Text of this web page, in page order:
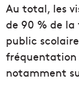
Au total, les
de 90 % de
public
fréquentation
notamment